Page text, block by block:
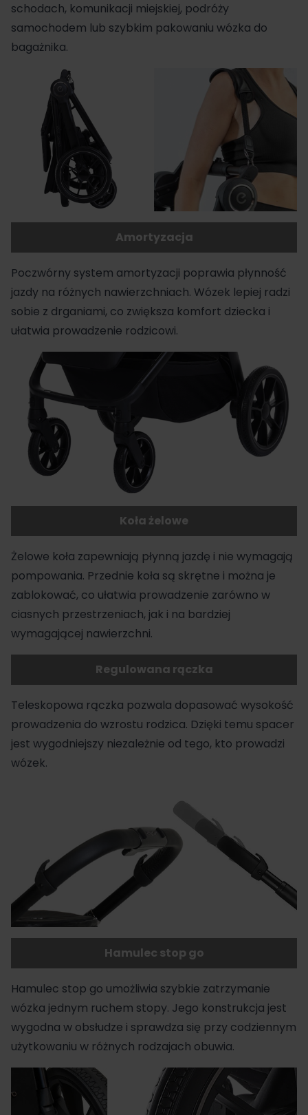
schodach, komunikacji miejskiej, podróży
samochodem lub szybkim pakowaniu wózka do
bagażnika.
Amortyzacja
Poczwórny system amortyzacji poprawia płynność
jazdy na różnych nawierzchniach. Wózek lepiej radzi
sobie z drganiami, co zwiększa komfort dziecka i
ułatwia prowadzenie rodzicowi.
Koła żelowe
Żelowe koła zapewniają płynną jazdę i nie wymagają
pompowania. Przednie koła są skrętne i można je
zablokować, co ułatwia prowadzenie zarówno w
ciasnych przestrzeniach, jak i na bardziej
wymagającej nawierzchni.
Regulowana rączka
Teleskopowa rączka pozwala dopasować wysokość
prowadzenia do wzrostu rodzica. Dzięki temu spacer
jest wygodniejszy niezależnie od tego, kto prowadzi
wózek.
Hamulec stop go
Hamulec stop go umożliwia szybkie zatrzymanie
wózka jednym ruchem stopy. Jego konstrukcja jest
wygodna w obsłudze i sprawdza się przy codziennym
użytkowaniu w różnych rodzajach obuwia.